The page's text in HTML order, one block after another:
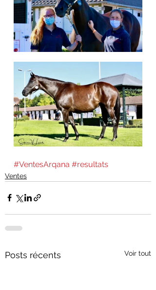
#VentesArqana #resultats
Ventes
Posts récents Voir tout